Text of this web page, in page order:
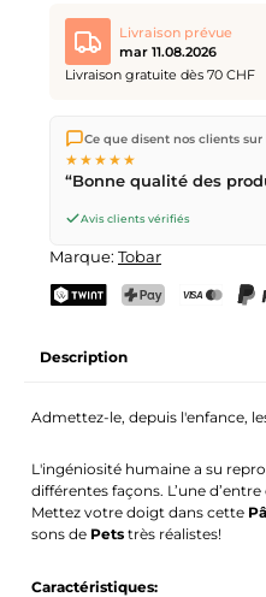
Livraison prévue
mar 11.08.2026
Livraison gratuite dès 70 CHF
Nous expédions directement
en Suisse.Livraison gratuite
passées avant
livraison leprochain jour
Ce que disent nos clients sur
★★★★★
“Bonne qualité des
Avis clients vérifiés
Marque: Tobar
Description
Admettez-le, depuis l'enfance,
L'ingéniosité humaine a su
différentes façons. L’une
Mettez votre doigt dans cette
sons de Pets très réalistes!
Caractéristiques: